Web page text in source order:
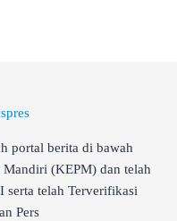
portal berita di bawah
Mandiri (KEPM) dan telah
serta telah Terverifikasi
Pers